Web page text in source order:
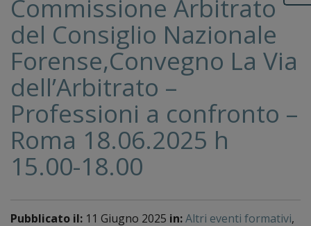
Commissione Arbitrato
del Consiglio Nazionale
Forense,Convegno La Via
dell’Arbitrato –
Professioni a confronto –
Roma 18.06.2025 h
15.00-18.00
Pubblicato il: 11 Giugno 2025 in:Altri eventi formativi,